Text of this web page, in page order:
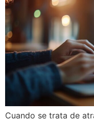
Cuando se trata de